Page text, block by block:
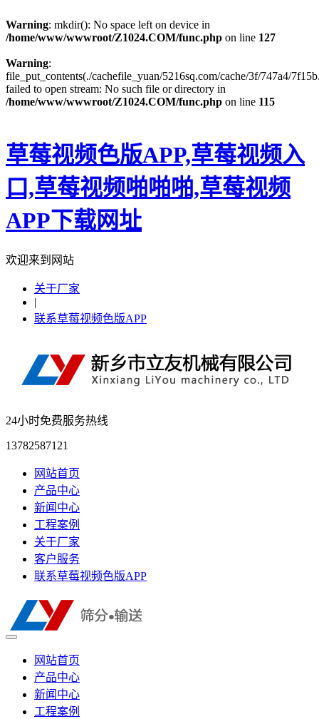
Warning: mkdir(): No space left on device in
/home/www/wwwroot/Z1024.COM/func.php on line 127
Warning:
file_put_contents(./cachefile_yuan/5216sq.com/cache/3f/747a4/
failed to open stream: No such file or directory in
/home/www/wwwroot/Z1024.COM/func.php on line 115
草莓视频色版APP,草莓视频入
口,草莓视频啪啪啪,草莓视频
APP下载网址
欢迎来到网站
关于厂家
|
联系草莓视频色版APP
24小时免费服务热线
13782587121
网站首页
产品中心
新闻中心
工程案例
关于厂家
客户服务
联系草莓视频色版APP
网站首页
产品中心
新闻中心
工程案例